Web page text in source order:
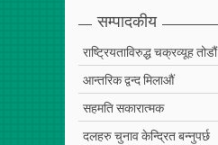
सम्पादकीय
राष्ट्रियताविरुद्ध चक्रव्यूह तोडौं
आन्तरिक द्वन्द मिलाऔं
सहमति सकारात्मक
दलहरु चुनाव केन्द्रित बन्नुपर्छ